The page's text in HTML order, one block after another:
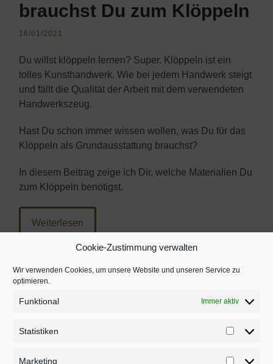
Cookie-Zustimmung verwalten
Wir verwenden Cookies, um unsere Website und unseren Service zu
optimieren.
Funktional Immer aktiv
Statistiken
Marketing
brauchst Du zum Klöppeln
16/01/2021
Du willst klöppeln lernen? Super. Klöppeln ist ein
tolles Kunsthandwerk. Wie bei jedem Handwerk steigt
und fällt die Qualität der Arbeit mit dem verwendeten
Handwerkszeug.
Hast Du schon immer wissen wollen, was Du für das
Klöppeln als Grundausstattung brauchst?
In diesem Beitrag zeige ich Dir, welche Materialien Du
zum Klöppeln benötigst.
Weiterlesen